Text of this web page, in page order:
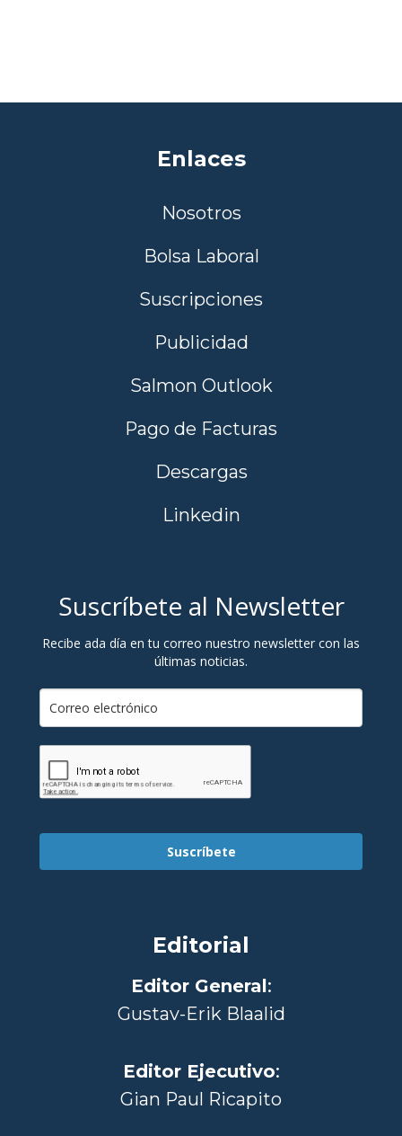
Enlaces
Nosotros
Bolsa Laboral
Suscripciones
Publicidad
Salmon Outlook
Pago de Facturas
Descargas
Linkedin
Suscríbete al Newsletter
Recibe ada día en tu correo nuestro newsletter con las
últimas noticias.
Suscríbete
Editorial
Editor General:
Gustav-Erik Blaalid
Editor Ejecutivo:
Gian Paul Ricapito